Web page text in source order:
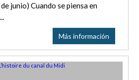
junio) Cuando se piensa en
Más información